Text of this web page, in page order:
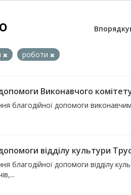
роботи
Виконавчого
благодійної допомоги
відділу культури
благодійної допомоги відділу